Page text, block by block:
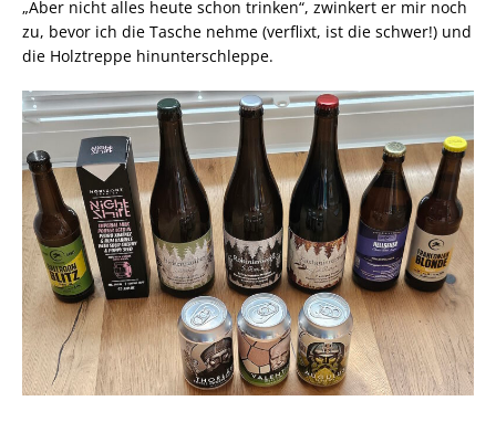
„Aber nicht alles heute schon trinken“, zwinkert er mir noch
zu, bevor ich die Tasche nehme (verflixt, ist die schwer!) und
die Holztreppe hinunterschleppe.